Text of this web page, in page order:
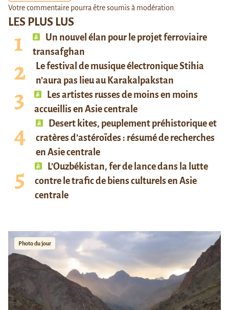
LES PLUS LUS
Un nouvel élan pour le projet ferroviaire
transafghan
Le festival de musique électronique Stihia
n’aura pas lieu au Karakalpakstan
Les artistes russes de moins en moins
accueillis en Asie centrale
Desert kites, peuplement préhistorique et
cratères d’astéroïdes : résumé de recherches
en Asie centrale
L’Ouzbékistan, fer de lance dans la lutte
contre le trafic de biens culturels en Asie
centrale
Photo du jour
Votre commentaire pourra être soumis à modération.